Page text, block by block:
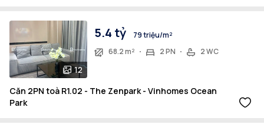
12
5.4 tỷ
79 triệu/m²
68.2 m²
2 PN 2 WC
Căn 2PN toà R1.02 - The Zenpark - Vinhomes Ocean
Park